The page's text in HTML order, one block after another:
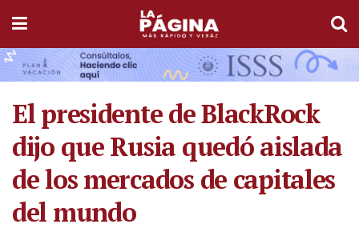
El presidente de BlackRock
dijo que Rusia quedó aislada
de los mercados de capitales
del mundo